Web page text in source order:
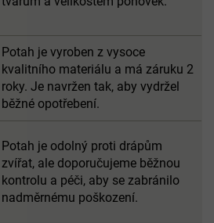
Potah je vyroben z vysoce
kvalitního materiálu a má záruku 2
roky. Je navržen tak, aby vydržel
běžné opotřebení.
Potah je odolný proti drápům
zvířat, ale doporučujeme běžnou
kontrolu a péči, aby se zabránilo
nadměrnému poškození.